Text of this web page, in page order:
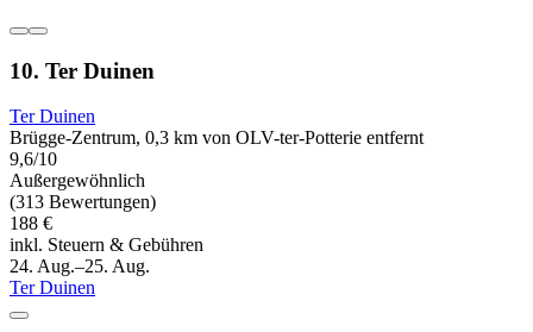
10. Ter Duinen
Ter Duinen
Brügge-Zentrum, 0,3 km von OLV-ter-Potterie entfernt
9,6/10
Außergewöhnlich
(313 Bewertungen)
188 €
inkl. Steuern & Gebühren
24. Aug.–25. Aug.
Ter Duinen